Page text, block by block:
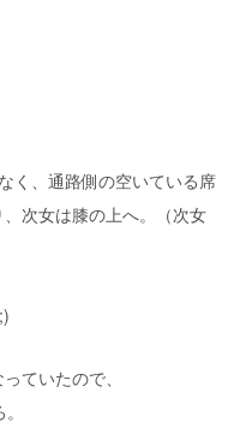
く、通路側の空いている席
次女は膝の上へ。（次女
ていたので、